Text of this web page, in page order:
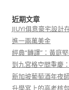
近期文章
JIUYI俱意豪宅設計
進一兩萬美金
經典“轉譯”：黃庭
到九宮格空間重慶
新加坡葡萄酒年夜
升學宴上的高考核